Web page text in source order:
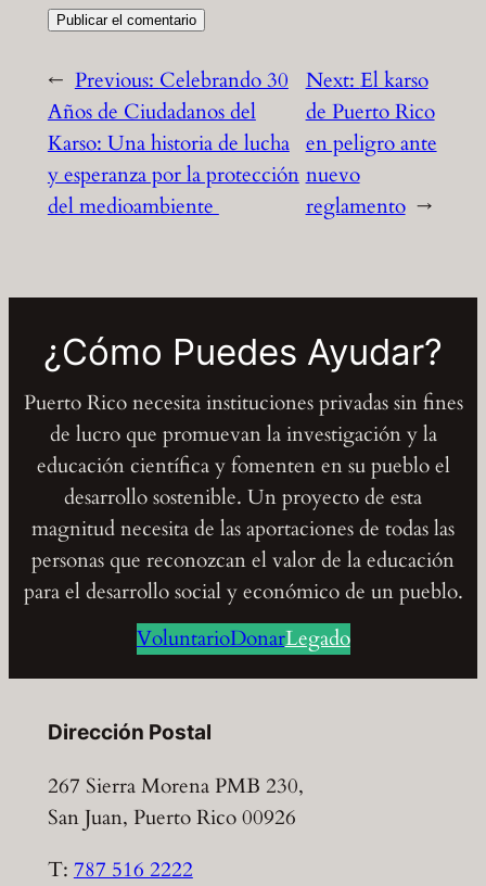
← Previous: Celebrando 30
Años de Ciudadanos del
Karso: Una historia de lucha
y esperanza por la protección
del medioambiente
Next: El karso
de Puerto Rico
en peligro ante
nuevo
reglamento →
¿Cómo Puedes Ayudar?
Puerto Rico necesita instituciones privadas sin fines
de lucro que promuevan la investigación y la
educación científica y fomenten en su pueblo el
desarrollo sostenible. Un proyecto de esta
magnitud necesita de las aportaciones de todas las
personas que reconozcan el valor de la educación
para el desarrollo social y económico de un pueblo.
VoluntarioDonarLegado
Dirección Postal
267 Sierra Morena PMB 230,
San Juan, Puerto Rico 00926
T: 787 516 2222